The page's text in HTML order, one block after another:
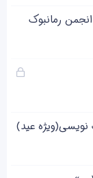
رمانبوک
ق
دنویسی(ویژه عید)